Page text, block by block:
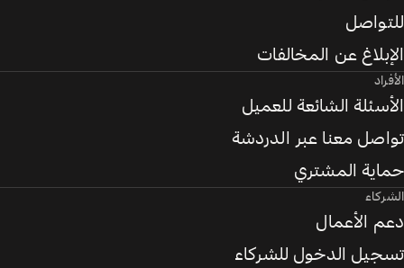
للتواصل
الإبلاغ عن المخالفات
الأفراد
الأسئلة الشائعة للعميل
تواصل معنا عبر الدردشة
حماية المشتري
الشركاء
دعم الأعمال
تسجيل الدخول للشركاء